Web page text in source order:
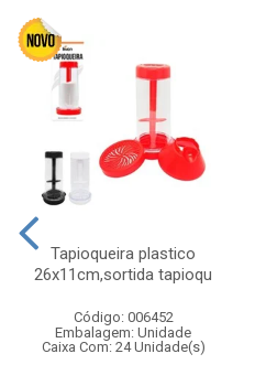
Tapioqueira plastico
26x11cm,sortida tapioqu
Código: 006452
Embalagem: Unidade
Caixa Com: 24 Unidade(s)